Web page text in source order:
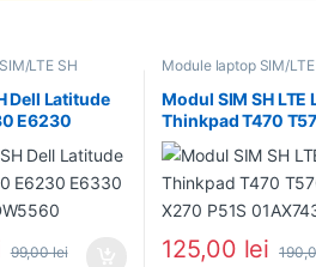
LTE SH
Dell Latitude
E6230
DW5560
99,00lei
Module laptop SIM/LTE
Modul SIM SH LTE
Thinkpad T470
X270 P51S 01AX743
125,00 lei